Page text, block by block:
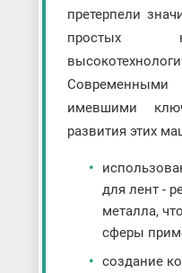
претерпели
простых
имевшими
развития этих
для лент -
металла,
сферы
создание